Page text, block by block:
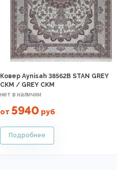
Ковер Aynisah 38562B STAN GREY
CKM / GREY CKM
от 5940 руб